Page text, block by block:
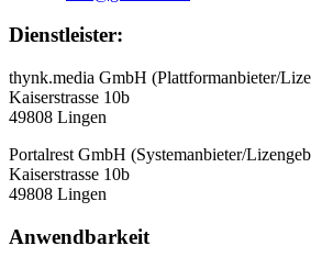
Dienstleister:
thynk.media GmbH (Plattformanbieter/
Kaiserstrasse 10b
49808 Lingen
Portalrest GmbH (Systemanbieter/
Kaiserstrasse 10b
49808 Lingen
Anwendbarkeit